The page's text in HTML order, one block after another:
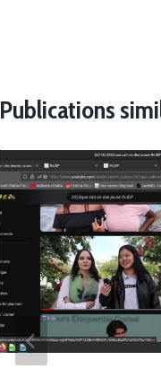
Publications